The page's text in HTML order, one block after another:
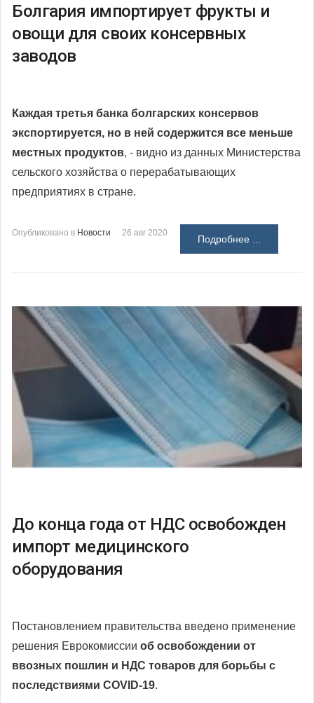
Болгария импортирует фрукты и
овощи для своих консервных
заводов
Каждая третья банка болгарских консервов
экспортируется, но в ней содержится все меньше
местных продуктов, - видно из данных Министерства
сельского хозяйства о перерабатывающих
предприятиях в стране.
Опубликовано в Новости 26 авг 2020
Подробнее ...
До конца года от НДС освобожден
импорт медицинского
оборудования
Постановлением правительства введено применение
решения Еврокомиссии об освобождении от
ввозных пошлин и НДС товаров для борьбы с
последствиями COVID-19.